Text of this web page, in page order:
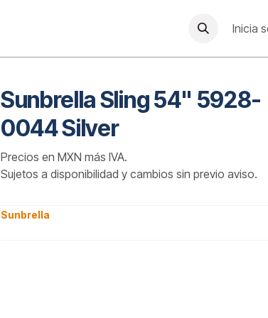
Inicia
Sunbrella Sling 54" 5928-
0044 Silver
Precios en MXN más IVA.
Sujetos a disponibilidad y cambios sin previo aviso.
Sunbrella